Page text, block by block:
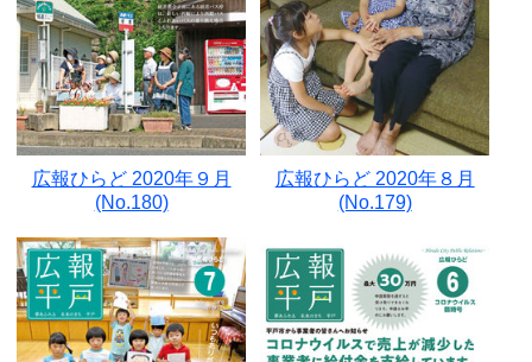
広報ひらど 2020年９月
(No.180)
広報ひらど 2020年８月
(No.179)